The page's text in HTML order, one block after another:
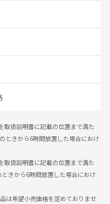
扱説明書に記載の位置まで満た
ときから6時間放置した場合におけ
扱説明書に記載の位置まで満た
きから6時間放置した場合におけ
は希望小売価格を定めておりませ